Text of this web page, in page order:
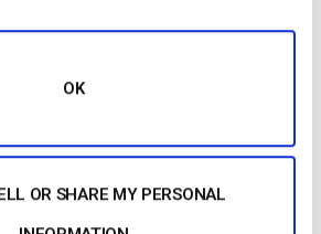
OK
OR SHARE MY PERSONAL
a possibilidade de fazer várias
do utilizador final.
das plataformas de vídeo online e